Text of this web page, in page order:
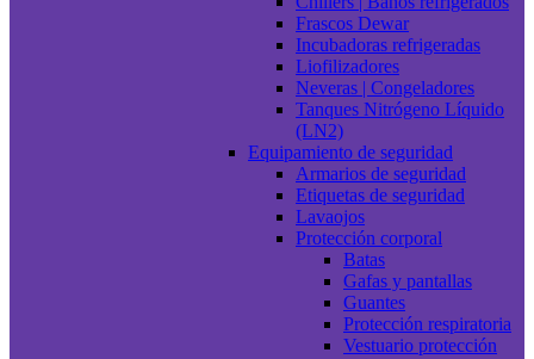
Frascos Dewar
Incubadoras refrigeradas
Liofilizadores
Neveras | Congeladores
Tanques Nitrógeno Líquido
(LN2)
Equipamiento de seguridad
Armarios de seguridad
Etiquetas de seguridad
Lavaojos
Protección corporal
Batas
Gafas y pantallas
Guantes
Protección respiratoria
Vestuario protección